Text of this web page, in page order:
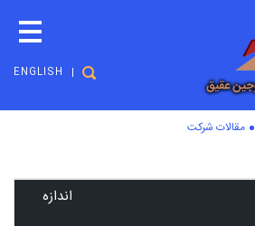
ENGLISH
مقالات شرکت
اندازه